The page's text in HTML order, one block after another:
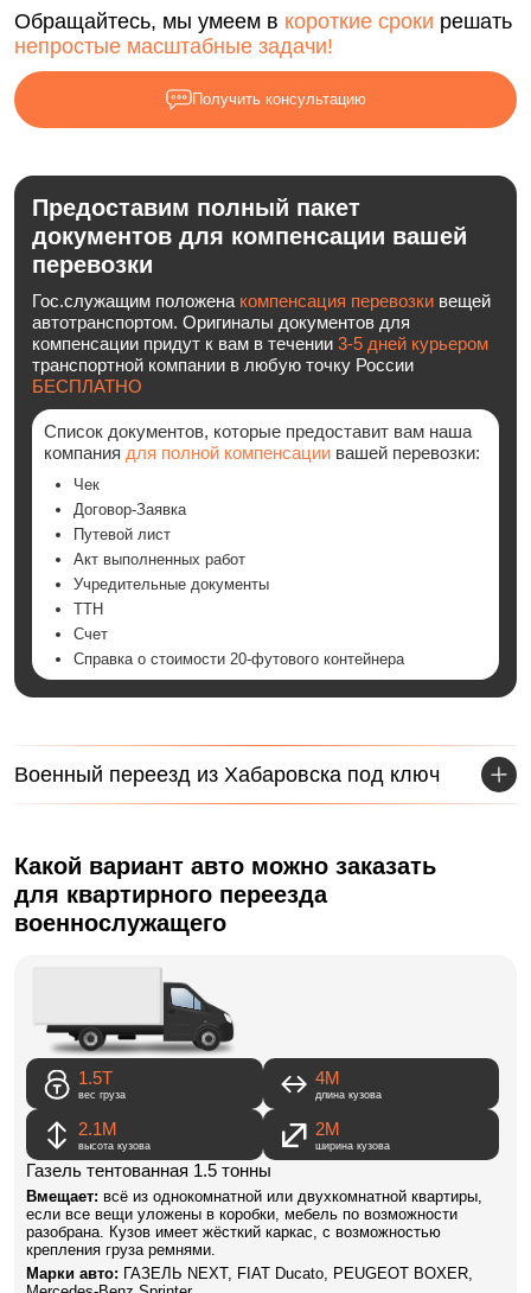
Обращайтесь, мы умеем в короткие сроки решать
непростые масштабные задачи!
Получить консультацию
Предоставим полный пакет
документов для компенсации вашей
перевозки
Гос.служащим положена компенсация перевозки вещей
автотранспортом. Оригиналы документов для
компенсации придут к вам в течении 3-5 дней курьером
транспортной компании в любую точку России
БЕСПЛАТНО
Список документов, которые предоставит вам наша
компания для полной компенсации вашей перевозки:
Чек
Договор-Заявка
Путевой лист
Акт выполненных работ
Учредительные документы
ТТН
Счет
Cправка о стоимости 20-футового контейнера
Военный переезд из Хабаровска под ключ
Какой вариант авто можно заказать
для квартирного переезда
военнослужащего
1.5Т
вес груза
4M
длина кузова
2.1М
высота кузова
2М
ширина кузова
Газель тентованная 1.5 тонны
Вмещает: всё из однокомнатной или двухкомнатной квартиры,
если все вещи уложены в коробки, мебель по возможности
разобрана. Кузов имеет жёсткий каркас, с возможностью
крепления груза ремнями.
Марки авто: ГАЗЕЛЬ NEXT, FIAT Ducato, PEUGEOT BOXER,